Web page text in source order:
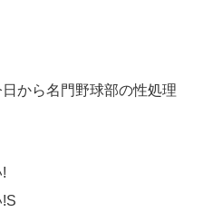
から名門野球部の性処理